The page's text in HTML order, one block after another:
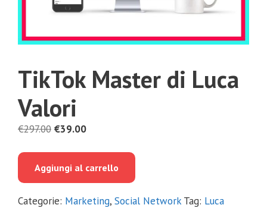
TikTok Master di Luca
Valori
€297.00 Il
era:
€39.00Il
è:
Aggiungi al carrello
Categorie: Marketing, Social Network Tag: Luca